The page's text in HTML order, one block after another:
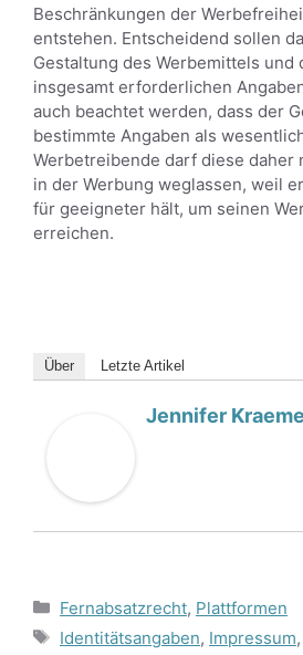
Beschränkungen der
entstehen. Entscheidend sollen
Gestaltung des Werbemittels und
insgesamt erforderlichen
auch beachtet werden, dass der
bestimmte Angaben als
Werbetreibende darf diese daher
in der Werbung weglassen, weil
für geeigneter hält, um seinen
erreichen.
Über Letzte Artikel
Jennifer
Kategorien
Fernabsatzrecht, Plattformen
Schlagwörter
Identitätsangaben, Impressum,